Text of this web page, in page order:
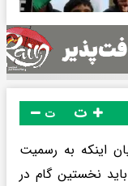
ت
اینکه به رسمیت
نخستین گام در